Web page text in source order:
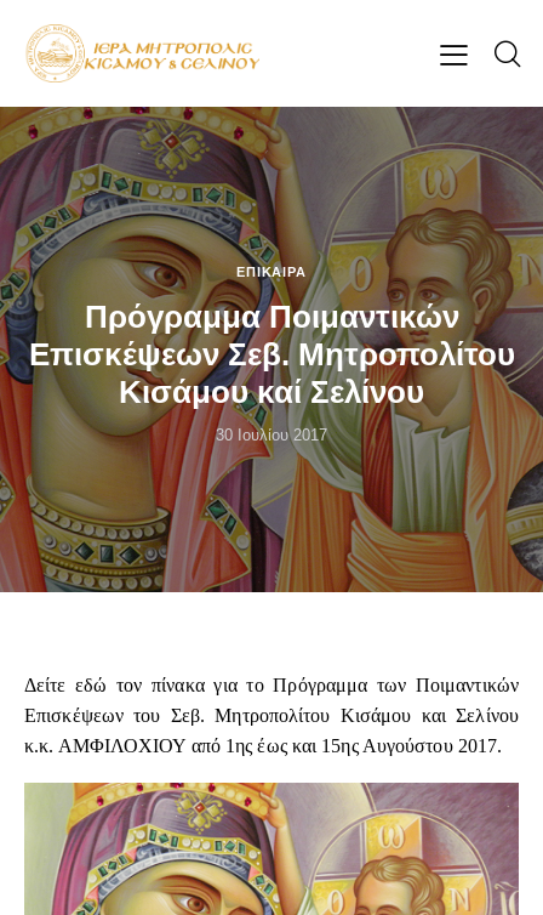
ΕΠΊΚΑΙΡΑ
Πρόγραμμα Ποιμαντικών
Επισκέψεων Σεβ. Μητροπολίτου
Κισάμου καί Σελίνου
30 Ιουλίου 2017
Δείτεεδώ τον πίνακα για το Πρόγραμμα των Ποιμαντικών
Επισκέψεων του Σεβ. Μητροπολίτου Κισάμου και Σελίνου
κ.κ. ΑΜΦΙΛΟΧΙΟΥ από 1ης έως και 15ης Αυγούστου 2017.